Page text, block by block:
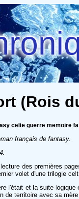
(Rois
celte guerre memoire
français de fantasy.
des premières
volet d'une trilogie
l'était et la suite
de territoire avec sa